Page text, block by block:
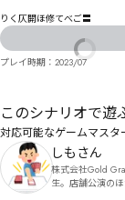
りく仄閞ほ修てべご〓
プレイ時期： 2023/07
このシナリオで遊
対応可能なゲームマスタ
しもさん
株式会社Gold
生。店舗公演の